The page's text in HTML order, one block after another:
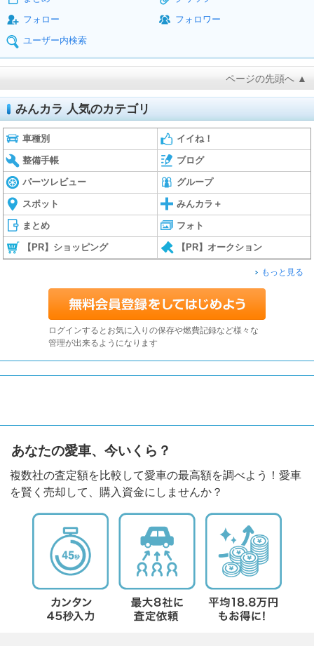
フォロー
フォロワー
ユーザー内検索
ページの先頭へ ▲
みんカラ 人気のカテゴリ
車種別 イイね！
整備手帳 ブログ
パーツレビュー グループ
スポット みんカラ＋
まとめ フォト
【PR】ショッピング 【PR】オークション
もっと見る
ログインするとお気に入りの保存や燃費記録など様々な
管理が出来るようになります
あなたの愛車、今いくら？
複数社の査定額を比較して愛車の最高額を調べよう！愛車
を賢く売却して、購入資金にしませんか？